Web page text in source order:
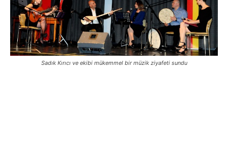
Sadık Kırıcı ve ekibi mükemmel bir müzik ziyafeti sundu